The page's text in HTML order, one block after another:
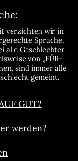
verzichten wir in
Sprache.
alle Geschlechter
von „FÜR-
sind immer alle
gemeint.
GUT?
werden?